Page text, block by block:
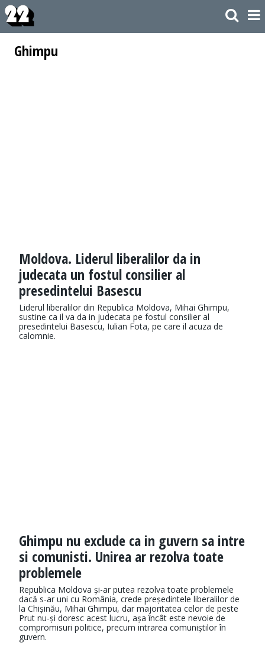
Ghimpu
Moldova. Liderul liberalilor da in
judecata un fostul consilier al
presedintelui Basescu
Liderul liberalilor din Republica Moldova, Mihai Ghimpu,
sustine ca il va da in judecata pe fostul consilier al
presedintelui Basescu, Iulian Fota, pe care il acuza de
calomnie.
Ghimpu nu exclude ca in guvern sa intre
si comunisti. Unirea ar rezolva toate
problemele
Republica Moldova și-ar putea rezolva toate problemele
dacă s-ar uni cu România, crede președintele liberalilor de
la Chișinău, Mihai Ghimpu, dar majoritatea celor de peste
Prut nu-și doresc acest lucru, așa încât este nevoie de
compromisuri politice, precum intrarea comuniștilor în
guvern.